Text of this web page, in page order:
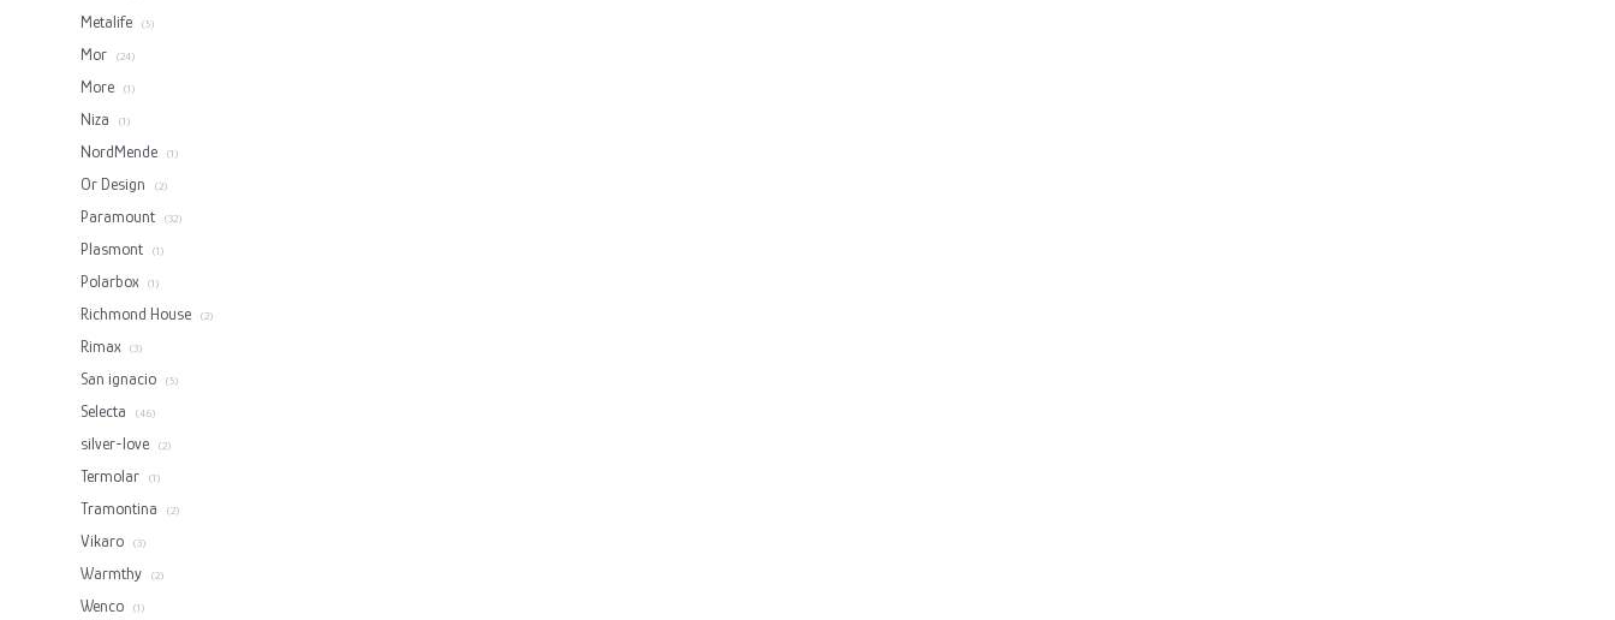
Metalife (5)
Mor (24)
More (1)
Niza (1)
NordMende (1)
Or Design (2)
Paramount (32)
Plasmont (1)
Polarbox (1)
Richmond House (2)
Rimax (3)
San ignacio (5)
Selecta (46)
silver-love (2)
Termolar (1)
Tramontina (2)
Vikaro (3)
Warmthy (2)
Wenco (1)